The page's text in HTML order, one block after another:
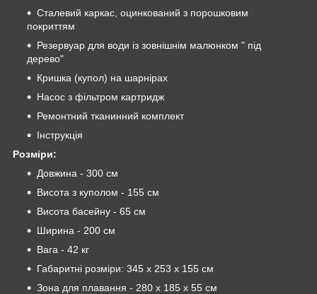
Сталевий каркас, оцинкований з порошковим
покриттям
Резервуар для води із зовнішнім малюнком " під
дерево"
Кришка (купол) на шарнірах
Насос з фільтром картридж
Ремонтний тканинний комплект
Інструкція
Розміри:
Довжина - 300 см
Висота з куполом - 155 см
Висота басейну - 65 см
Ширина - 200 см
Вага - 42 кг
Габаритні розміри: 345 х 253 х 155 см
Зона для плавання - 280 х 185 х 55 см